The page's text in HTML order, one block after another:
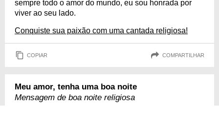
sempre todo o amor do mundo, eu sou honrada por
viver ao seu lado.
Conquiste sua paixão com uma cantada religiosa!
COPIAR COMPARTILHAR
Meu amor, tenha uma boa noite
Mensagem de boa noite religiosa